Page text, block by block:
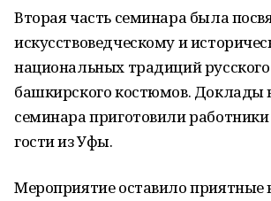
Вторая часть семинара была
искусствоведческому и
национальных традиций
башкирского костюмов. Доклады
семинара приготовили
гости из Уфы.
Мероприятие оставило приятные